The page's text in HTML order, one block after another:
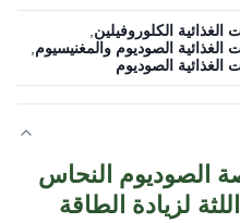
الغذائية الكلوروفيلين
الغذائية الصوديوم والمغنيسيوم
الغذائية الصوديوم
الصوديوم النحاس
لزيادة الطاقة